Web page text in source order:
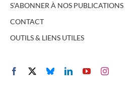
S’ABONNER À NOS PUBLICATIONS
CONTACT
OUTILS & LIENS UTILES
Facebook BlueskyLinkedInYouTubeInstagram